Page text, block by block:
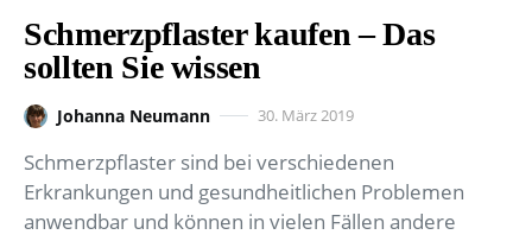
Schmerzpflaster kaufen – Das
sollten Sie wissen
Johanna Neumann 30. März 2019
Schmerzpflaster sind bei verschiedenen
Erkrankungen und gesundheitlichen Problemen
anwendbar und können in vielen Fällen andere